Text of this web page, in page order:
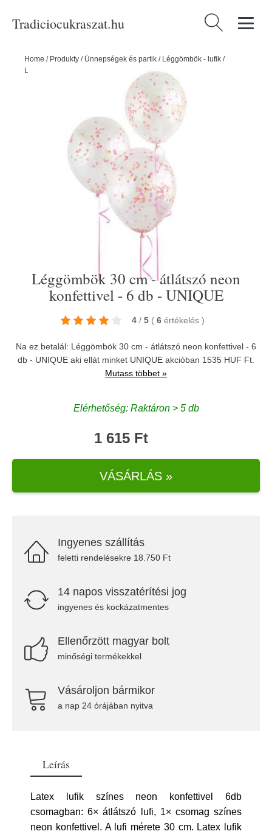
Tradiciocukraszat.hu Keresés:
Home / Produkty / Ünnepségek és partik / Léggömbök - lufik /
Léggömbök 30 cm - átlátszó neon konfettivel - 6 db - UNIQUE
Léggömbök 30 cm - átlátszó neon
konfettivel - 6 db - UNIQUE
4 / 5 ( 6 értékelés )
Na ez betalál: Léggömbök 30 cm - átlátszó neon konfettivel - 6
db - UNIQUE aki ellát minket UNIQUE akcióban 1535 HUF Ft.
Mutass többet »
Elérhetőség: Raktáron > 5 db
1 615 Ft
VÁSÁRLÁS »
Ingyenes szállítás
feletti rendelésekre 18.750 Ft
14 napos visszatérítési jog
ingyenes és kockázatmentes
Ellenőrzött magyar bolt
minőségi termékekkel
Vásároljon bármikor
a nap 24 órájában nyitva
Leírás
Latex lufik színes neon konfettivel 6db
csomagban: 6× átlátszó lufi, 1× csomag színes
neon konfettivel. A lufi mérete 30 cm. Latex lufik